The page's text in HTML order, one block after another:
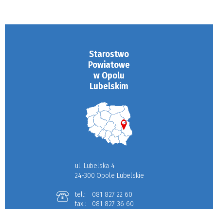
Starostwo
Powiatowe
w Opolu
Lubelskim
ul. Lubelska 4
24-300 Opole Lubelskie
tel.:
081 827 22 60
fax.:
081 827 36 60